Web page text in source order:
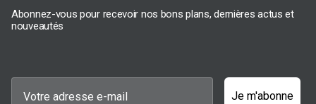
Abonnez-vous pour recevoir nos bons plans, dernières actus et
nouveautés
Je m'abonne